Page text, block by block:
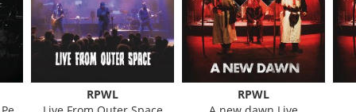
RPWL
RPWL